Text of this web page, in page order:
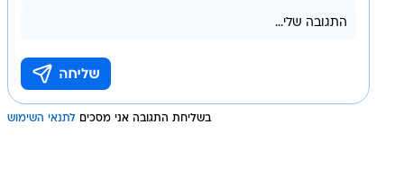
בשליחת התגובה אני מסכים לתנאי השימוש